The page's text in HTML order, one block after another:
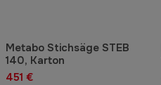
Metabo Stichsäge STEB
140, Karton
451 €